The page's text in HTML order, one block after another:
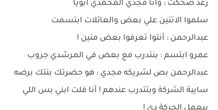
رغد ضحكت : وأنا مجدي المحمدي أبويا
سلموا الاتنين علي بعض والعائلات ابتسمت
عبدالرحمن : أنتوا تعرفوا بعض منين !
عمرو ابتسم : بنتدرب مع بعض في المرشدي جروب
عبدالرحمن بص لشريكه مجدي : هو حضرتك بنتك برضه
سايبة الشركة وبتتدرب عندهم ! أنا قلت ابني بس اللي
بيعمل الحركة دي !